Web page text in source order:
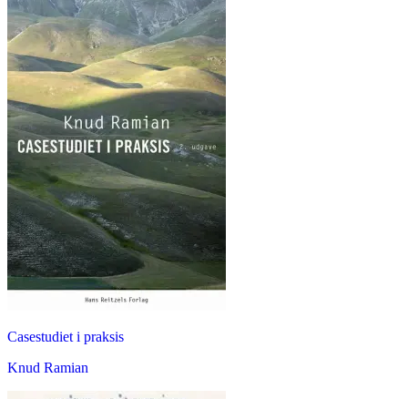
Casestudiet i praksis
Knud Ramian